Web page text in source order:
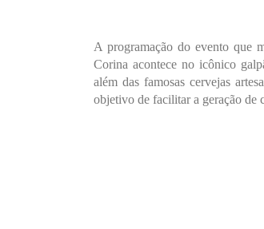
A programação do evento que
Corina acontece no icônico
além das famosas cervejas
objetivo de facilitar a geração de